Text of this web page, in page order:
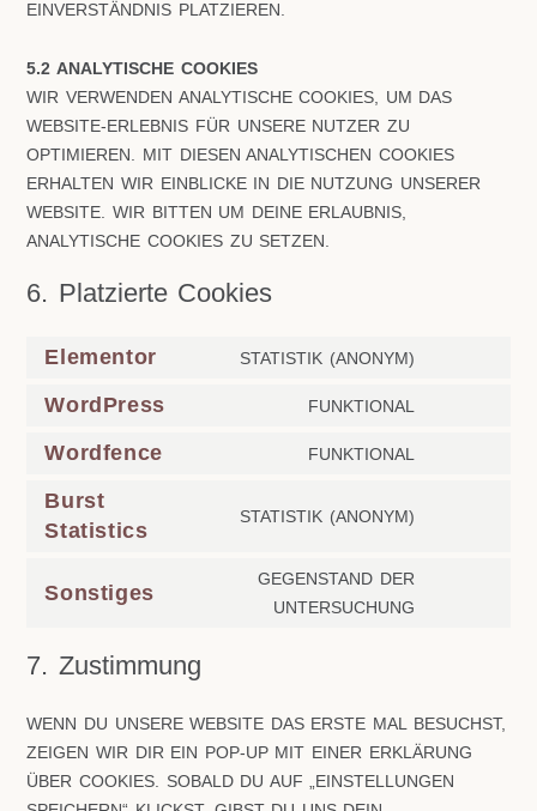
EINVERSTÄNDNIS PLATZIEREN.
5.2 ANALYTISCHE COOKIES
WIR VERWENDEN ANALYTISCHE COOKIES, UM DAS
WEBSITE-ERLEBNIS FÜR UNSERE NUTZER ZU
OPTIMIEREN. MIT DIESEN ANALYTISCHEN COOKIES
ERHALTEN WIR EINBLICKE IN DIE NUTZUNG UNSERER
WEBSITE. WIR BITTEN UM DEINE ERLAUBNIS,
ANALYTISCHE COOKIES ZU SETZEN.
6. Platzierte Cookies
Elementor STATISTIK (ANONYM)
WordPress FUNKTIONAL
Wordfence FUNKTIONAL
Burst
Statistics
STATISTIK (ANONYM)
Sonstiges
GEGENSTAND DER
UNTERSUCHUNG
7. Zustimmung
WENN DU UNSERE WEBSITE DAS ERSTE MAL BESUCHST,
ZEIGEN WIR DIR EIN POP-UP MIT EINER ERKLÄRUNG
ÜBER COOKIES. SOBALD DU AUF „EINSTELLUNGEN